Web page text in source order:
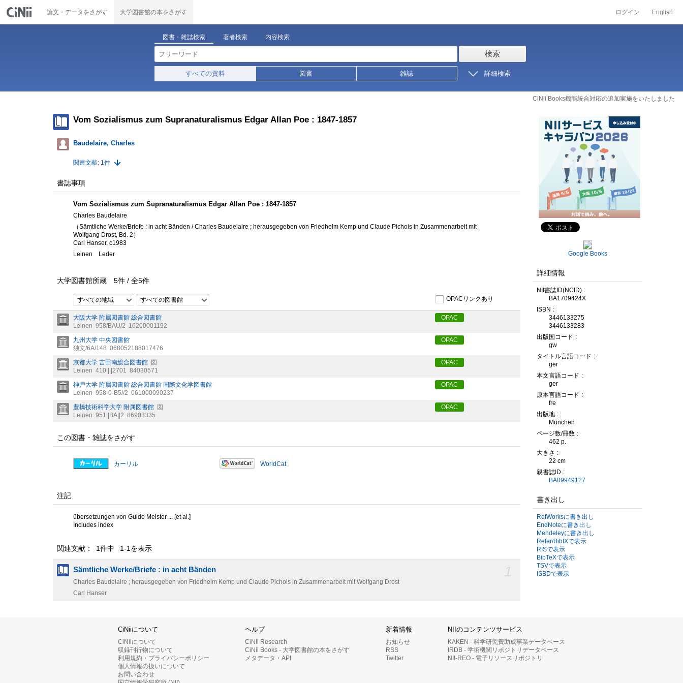
論文・データをさがす 大学図書館の本をさがす ログイン English
図書・雑誌検索 著者検索 内容検索
検索
すべての資料 図書 雑誌 詳細検索
CiNii Books機能統合対応の追加実施をいたしました
Vom Sozialismus zum Supranaturalismus Edgar Allan Poe : 1847-1857
Baudelaire, Charles
関連文献: 1件
書誌事項
Vom Sozialismus zum Supranaturalismus Edgar Allan Poe : 1847-1857
Charles Baudelaire
（Sämtliche Werke/Briefe : in acht Bänden / Charles Baudelaire ; herausgegeben von Friedhelm Kemp und Claude Pichois in Zusammenarbeit mit
Wolfgang Drost, Bd. 2）
Carl Hanser, c1983
Leinen
Leder
大学図書館所蔵 5件 / 全5件
すべての地域 すべての図書館 OPACリンクあり
大阪大学 附属図書館 総合図書館
Leinen 958/BAU/2 16200001192
OPAC
九州大学 中央図書館
独文/6A/148 068052188017476
OPAC
京都大学 吉田南総合図書館 図
Leinen 410||||2701 84030571
OPAC
神戸大学 附属図書館 総合図書館 国際文化学図書館
Leinen 958-0-B5//2 061000090237
OPAC
豊橋技術科学大学 附属図書館 図
Leinen 951||BA||2 86903335
OPAC
この図書・雑誌をさがす
カーリル WorldCat
注記
übersetzungen von Guido Meister ... [et al.]
Includes index
関連文献： 1件中 1-1を表示
Sämtliche Werke/Briefe : in acht Bänden
Charles Baudelaire ; herausgegeben von Friedhelm Kemp und Claude Pichois in Zusammenarbeit mit Wolfgang Drost
Carl Hanser
Google Books
詳細情報
NII書誌ID(NCID)
BA1709424X
ISBN
3446133275
3446133283
出版国コード
gw
タイトル言語コード
ger
本文言語コード
ger
原本言語コード
fre
出版地
München
ページ数/冊数
462 p.
大きさ
22 cm
親書誌ID
BA09949127
書き出し
RefWorksに書き出し
EndNoteに書き出し
Mendeleyに書き出し
Refer/BibIXで表示
RISで表示
BibTeXで表示
TSVで表示
ISBDで表示
CiNiiについて
CiNiiについて
収録刊行物について
利用規約・プライバシーポリシー
個人情報の扱いについて
お問い合わせ
ヘルプ
CiNii Research
CiNii Books - 大学図書館の本をさがす
メタデータ・API
新着情報
お知らせ
RSS
Twitter
NIIのコンテンツサービス
KAKEN - 科学研究費助成事業データベース
IRDB - 学術機関リポジトリデータベース
NII-REO - 電子リソースリポジトリ